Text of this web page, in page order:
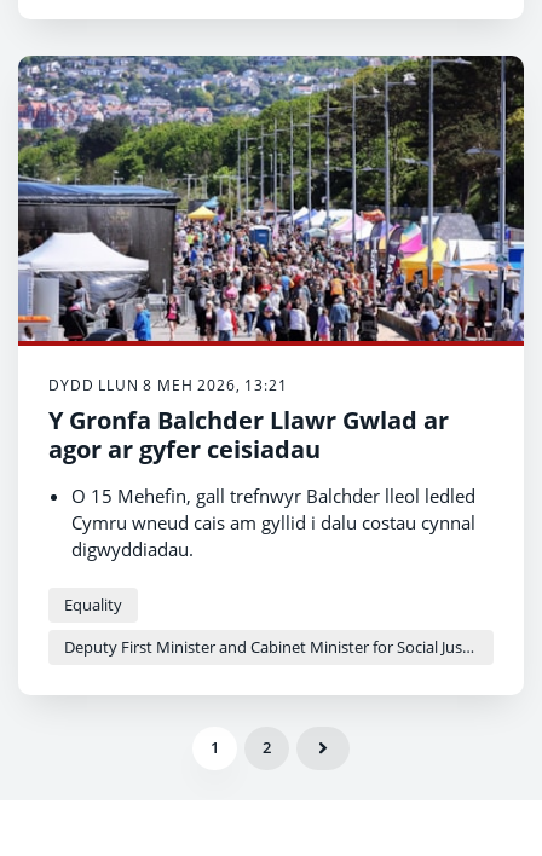
DYDD LLUN 8 MEH 2026, 13:21
Y Gronfa Balchder Llawr Gwlad ar
agor ar gyfer ceisiadau
O 15 Mehefin, gall trefnwyr Balchder lleol ledled
Cymru wneud cais am gyllid i dalu costau cynnal
digwyddiadau.
Cymru mewn partneriaeth â Pride Cymru.
Equality
Deputy First Minister and Cabinet Minister for Social Justice and Equality - Sioned Williams
1 2